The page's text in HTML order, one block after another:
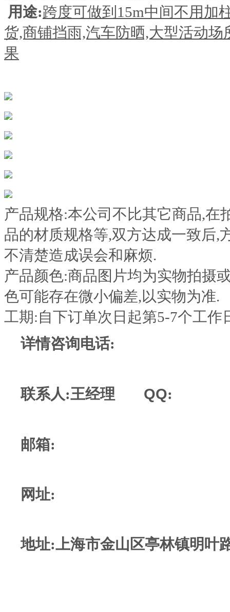
用途:跨度可做到15m中间不用加
货,商铺挡雨,汽车防晒,大型活动
果
产品规格:本公司不比其它商品,在
品的材质规格等,双方达成一致后,
不清楚造成误会和麻烦.
产品颜色:商品图片均为实物拍摄
色可能存在微小偏差,以实物为准.
工期:自下订单次日起第5-7个工作
详情咨询电话:
联系人:王经理 QQ:
邮箱:
网址:
地址:上海市金山区亭林镇明叶